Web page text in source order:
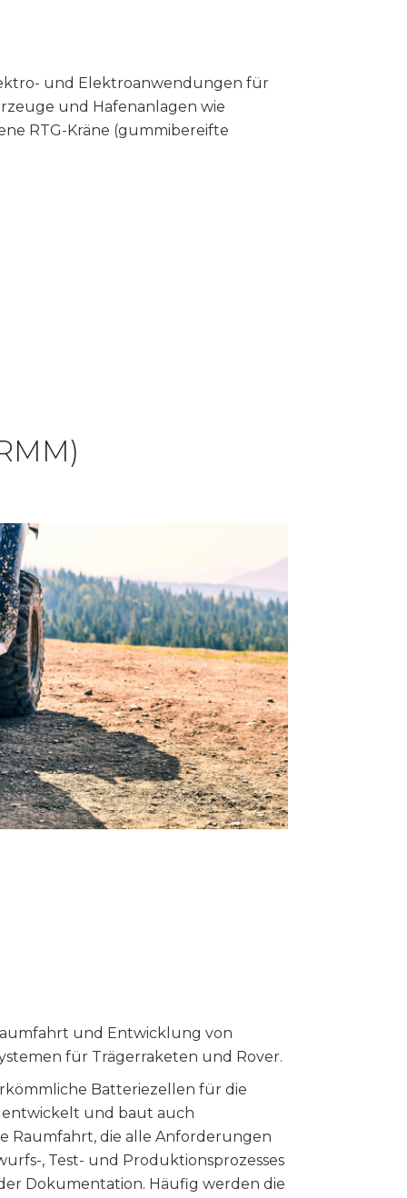
und Elektroanwendungen für
und Hafenanlagen wie
RTG-Kräne (gummibereifte
und Entwicklung von
für Trägerraketen und Rover.
Batteriezellen für die
und baut auch
Raumfahrt, die alle Anforderungen
, Test- und Produktionsprozesses
Dokumentation. Häufig werden die